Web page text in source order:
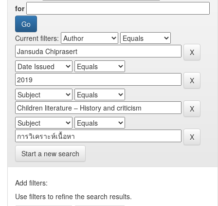
for
Current filters:
Start a new search
Add filters:
Use filters to refine the search results.